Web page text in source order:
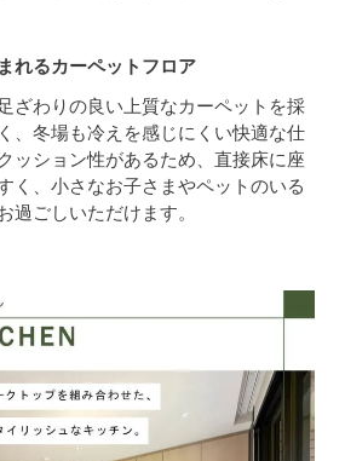
れるカーペットフロア
ざわりの良い上質なカーペットを採
、冬場も冷えを感じにくい快適な仕
ッション性があるため、直接床に座
く、小さなお子さまやペットのいる
過ごしいただけます。